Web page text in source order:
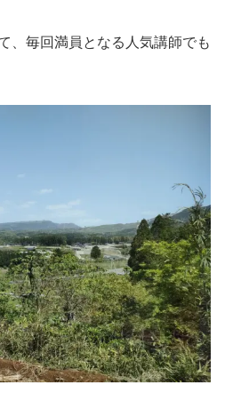
、毎回満員となる人気講師でも